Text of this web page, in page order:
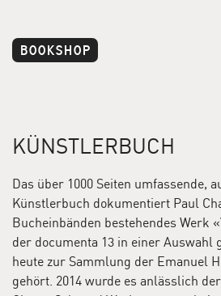
Paul Chan,Oh why so serious?, 2008
Paul Chan ist ein grossartiger
In der Ausstellung im Schaulager
Konstellationen so angeordnet,
BOOKSHOP
KÜNSTLERBUCH
Das über 1000 Seiten umfassende,
Künst­lerbuch dokumentiert Paul
Bucheinbänden bestehendes Werk
der documenta 13 in einer Auswahl
heute zur Sammlung der Emanuel
gehört. 2014 wurde es anlässlich